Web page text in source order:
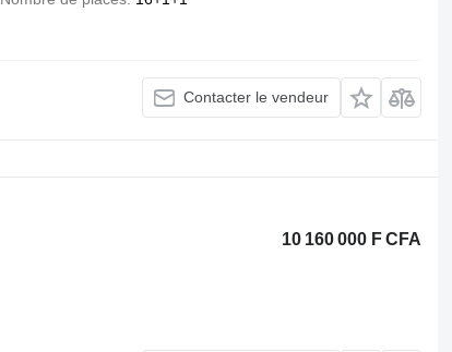
Contacter le vendeur
10 160 000 F CFA